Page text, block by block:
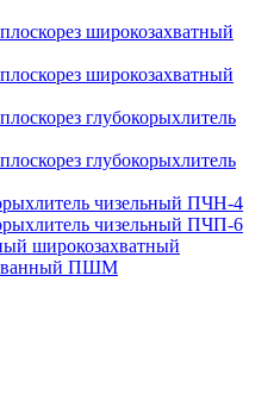
широкозахватный
широкозахватный
глубокорыхлитель
глубокорыхлитель
чизельный ПЧН-4
чизельный ПЧП-6
широкозахватный
ПШМ